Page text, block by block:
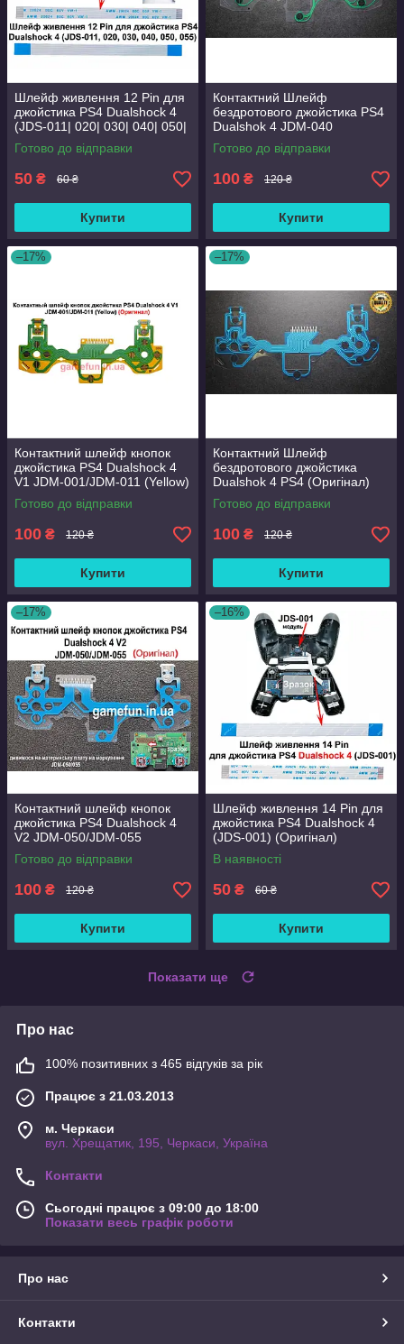
Шлейф живлення 12 Pin для
джойстика PS4 Dualshock 4
(JDS-011| 020| 030| 040| 050|
055) (Оригінал)
Готово до відправки
50 ₴ 60 ₴
Купити
Контактний Шлейф
бездротового джойстика PS4
Dualshok 4 JDM-040
(Оригінал)
Готово до відправки
100 ₴ 120 ₴
Купити
–17%
Контактний шлейф кнопок
джойстика PS4 Dualshock 4
V1 JDM-001/JDM-011 (Yellow)
(Оригінал)
Готово до відправки
100 ₴ 120 ₴
Купити
–17%
Контактний Шлейф
бездротового джойстика
Dualshok 4 PS4 (Оригінал)
(JDM-001/JDM-011)
Готово до відправки
100 ₴ 120 ₴
Купити
–17%
Контактний шлейф кнопок
джойстика PS4 Dualshock 4
V2 JDM-050/JDM-055
(Оригінал)
Готово до відправки
100 ₴ 120 ₴
Купити
–16%
Шлейф живлення 14 Pin для
джойстика PS4 Dualshock 4
(JDS-001) (Оригінал)
В наявності
50 ₴ 60 ₴
Купити
Показати ще
Про нас
100% позитивних з 465 відгуків за рік
Працює з 21.03.2013
м. Черкаси
вул. Хрещатик, 195, Черкаси, Україна
Контакти
Сьогодні працює з 09:00 до 18:00
Показати весь графік роботи
Про нас
Контакти